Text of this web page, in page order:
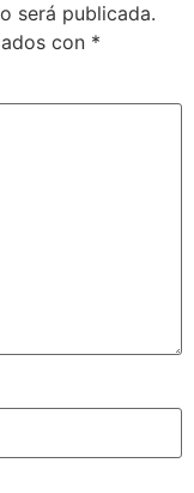
será publicada.
con *